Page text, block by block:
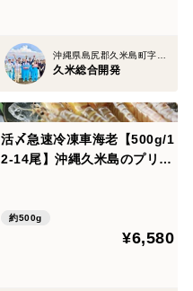
久米総合開発
活〆急速冷凍車海老【500g/1
2-14尾】沖縄久米島のプリっ
m】【真空パック】【お刺身
可】【専用化粧箱】【熨斗可
約500g
¥6,580